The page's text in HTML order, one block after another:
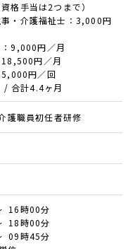
格手当は2つまで）
・介護福祉士：3,000円
9,000円／月
18,500円／月
5,000円／回
/ 合計4.4ヶ月
護職員初任者研修
16時00分
18時00分
09時45分